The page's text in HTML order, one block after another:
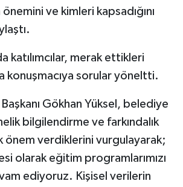
ve kimleri kapsadığını
katılımcılar, merak ettikleri
konuşmacıya sorular yöneltti.
Gökhan Yüksel, belediye
bilgilendirme ve farkındalık
önem verdiklerini vurgulayarak;
olarak eğitim programlarımızı
ediyoruz. Kişisel verilerin